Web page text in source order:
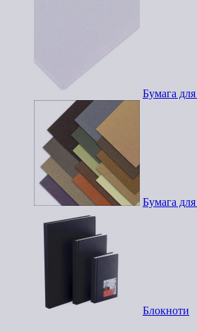
Бумага
Бумага для
Блокноти